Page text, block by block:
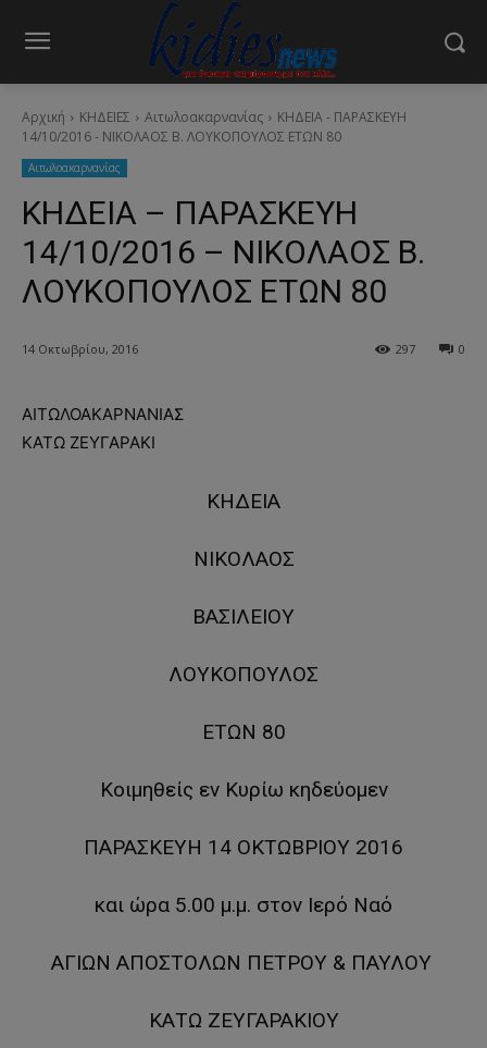
Αρχική ΚΗΔΕΙΕΣ Aιτωλοακαρνανίας
ΚΗΔΕΙΑ - ΠΑΡΑΣΚΕΥΗ
14/10/2016 - ΝΙΚΟΛΑΟΣ Β. ΛΟΥΚΟΠΟΥΛΟΣ ΕΤΩΝ 80
Aιτωλοακαρνανίας
ΚΗΔΕΙΑ – ΠΑΡΑΣΚΕΥΗ
14/10/2016 – ΝΙΚΟΛΑΟΣ Β.
ΛΟΥΚΟΠΟΥΛΟΣ ΕΤΩΝ 80
14 Οκτωβρίου, 2016 0
297
ΑΙΤΩΛΟΑΚΑΡΝΑΝΙΑΣ
ΚΑΤΩ ΖΕΥΓΑΡΑΚΙ
ΚΗΔΕΙΑ
ΝΙΚΟΛΑΟΣ
ΒΑΣΙΛΕΙΟΥ
ΛΟΥΚΟΠΟΥΛΟΣ
ΕΤΩΝ 80
Κοιμηθείς εν Κυρίω κηδεύομεν
ΠΑΡΑΣΚΕΥΗ 14 ΟΚΤΩΒΡΙΟΥ 2016
και ώρα 5.00 μ.μ. στον Ιερό Ναό
ΑΓΙΩΝ ΑΠΟΣΤΟΛΩΝ ΠΕΤΡΟΥ & ΠΑΥΛΟΥ
ΚΑΤΩ ΖΕΥΓΑΡΑΚΙΟΥ